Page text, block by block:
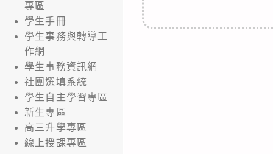
專區
學生手冊
學生事務與轉導工
作網
學生事務資訊網
社團選填系統
學生自主學習專區
新生專區
高三升學專區
線上授課專區